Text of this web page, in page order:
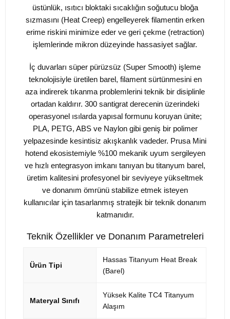
üstünlük, ısıtıcı bloktaki sıcaklığın soğutucu bloğa
sızmasını (Heat Creep) engelleyerek filamentin erken
erime riskini minimize eder ve geri çekme (retraction)
işlemlerinde mikron düzeyinde hassasiyet sağlar.
İç duvarları süper pürüzsüz (Super Smooth) işleme
teknolojisiyle üretilen barel, filament sürtünmesini en
aza indirerek tıkanma problemlerini teknik bir disiplinle
ortadan kaldırır. 300 santigrat derecenin üzerindeki
operasyonel ısılarda yapısal formunu koruyan ünite;
PLA, PETG, ABS ve Naylon gibi geniş bir polimer
yelpazesinde kesintisiz akışkanlık vadeder. Prusa Mini
hotend ekosistemiyle %100 mekanik uyum sergileyen
ve hızlı entegrasyon imkanı tanıyan bu titanyum barel,
üretim kalitesini profesyonel bir seviyeye yükseltmek
ve donanım ömrünü stabilize etmek isteyen
kullanıcılar için tasarlanmış stratejik bir teknik donanım
katmanıdır.
Teknik Özellikler ve Donanım Parametreleri
Ürün Tipi
Hassas Titanyum Heat Break
(Barel)
Materyal Sınıfı
Yüksek Kalite TC4 Titanyum
Alaşım